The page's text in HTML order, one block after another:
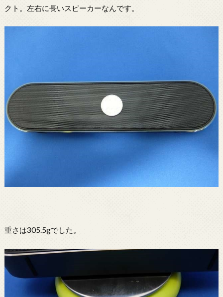
クト。左右に長いスピーカーなんです。
重さは305.5gでした。